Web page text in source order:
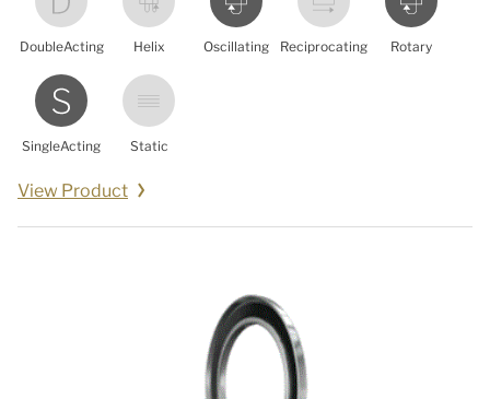
DoubleActing Helix Oscillating Reciprocating Rotary
SingleActing Static
View Product